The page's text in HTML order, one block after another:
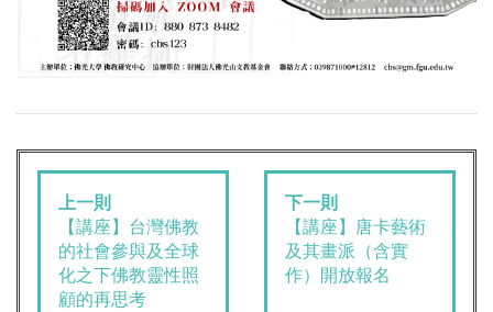
上一則
【講座】台灣佛教
的社會參與及全球
化之下佛教靈性照
顧的再思考
下一則
【講座】唐卡藝術
及其畫派（含實
作）開放報名